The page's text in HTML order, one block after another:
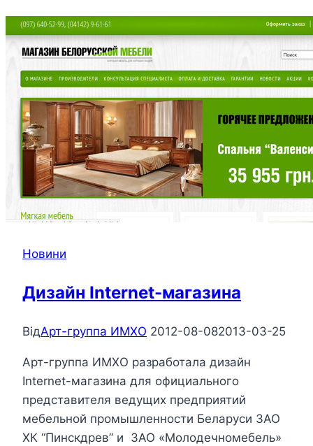
Новини
Дизайн Internet-магазина
ВідАрт-группа ИМХО 2012-08-082013-03-25
Арт-группа ИМХО разработала дизайн
Internet-магазина для официального
представителя ведущих предприятий
мебельной промышленности Беларуси ЗАО
ХК “Пинскдрев” и ЗАО «Молодечномебель»